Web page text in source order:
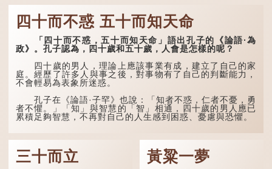
民間流傳有一種說法，
人會將一些不欲為人所知的
記憶藏於頸後之處。如果忽
然吐真言，就好像被不明東
西（如鬼魂）在後腦拍了一
下，藏在腦中的秘密便脫口
而出。因此「鬼拍...
四十而不惑 五十而知天命
「四十而不惑，五十而知天命」語出孔子的《論語·為
政》。孔子認為，四十歲和五十歲，人會是怎樣的呢？
四十歲的男人，理論上應該事業有成，建立了自己的家
庭。經歷了許多人與事之後，對事物有了自己的判斷能力，
不會輕易為表象所迷惑。
孔子在《論語·子罕》也說：「知者不惑，仁者不憂，勇
者不懼。」「知」與智慧的「智」相通，四十歲的男人應已
累積足夠智慧，不再對自己的人生感到困惑、憂慮與恐懼。
三十而立 黃粱一夢